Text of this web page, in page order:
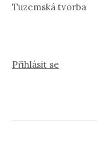
Tuzemská tvorba
Přihlásit se